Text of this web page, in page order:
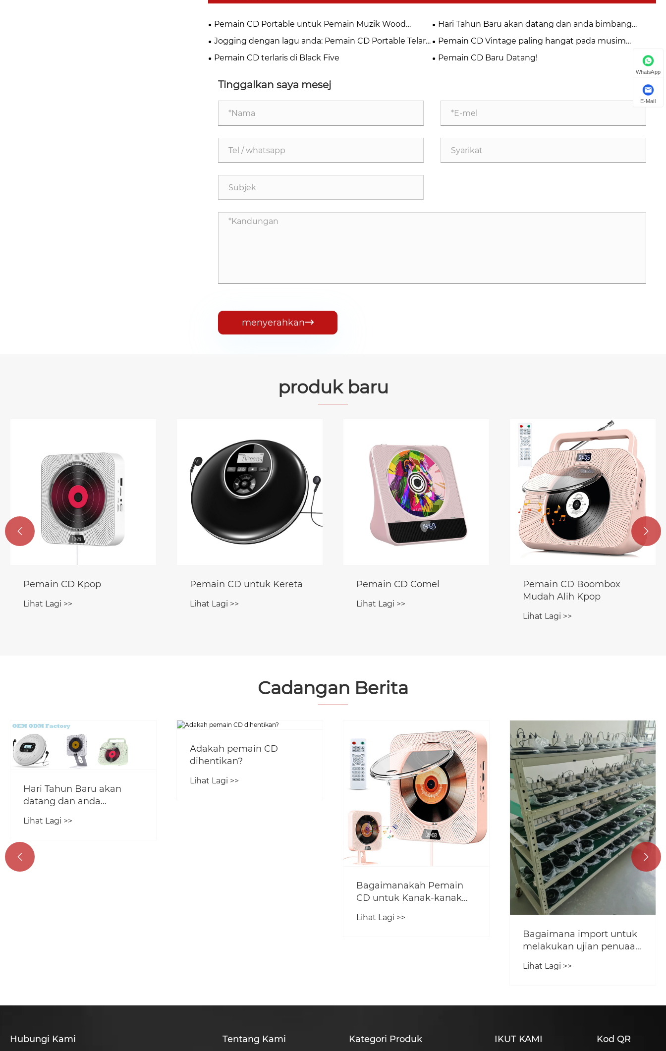
Pemain CD Portable untuk Pemain Muzik Wood
Home FM Radio untuk HomeWired dan Remote
Control-Walnut Brown
Hari Tahun Baru akan datang dan anda bimbang
tentang hadiah Tahun Baru？
Jogging dengan lagu anda: Pemain CD Portable Telar
Tombpire
Pemain CD Vintage paling hangat pada musim
Krismas 2024
Pemain CD terlaris di Black Five Pemain CD Baru Datang!
Tinggalkan saya mesej
menyerahkan
produk baru
Pemain CD Kpop
Lihat Lagi >>
Pemain CD untuk Kereta
Lihat Lagi >>
Pemain CD Comel
Lihat Lagi >>
Pemain CD Boombox
Mudah Alih Kpop
Lihat Lagi >>
 
Cadangan Berita
Hari Tahun Baru akan
datang dan anda
Tahun Baru？
Lihat Lagi >>
Adakah pemain CD
dihentikan?
Lihat Lagi >>
Bagaimanakah Pemain
CD untuk Kanak-kanak
Pembelajaran dan
Lihat Lagi >>
Bagaimana import untuk
melakukan ujian penuaan
pemain cd
Lihat Lagi >>
 
Hubungi Kami Tentang Kami Kategori Produk IKUT KAMI Kod QR
WhatsApp
E-Mail